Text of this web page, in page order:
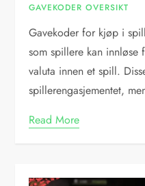
GAVEKODER OVERSIKT
Gavekoder for kjøp i
som spillere kan innløse
valuta innen et spill.
spillerengasjementet,
Read More